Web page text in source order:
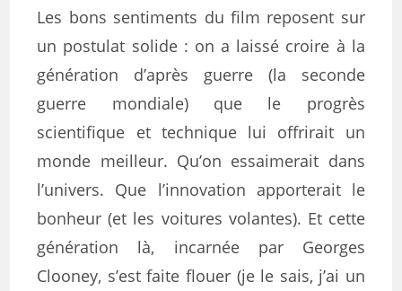
Les bons sentiments du film reposent sur
un postulat solide : on a laissé croire à la
génération d’après guerre (la seconde
guerre mondiale) que le progrès
scientifique et technique lui offrirait un
monde meilleur. Qu’on essaimerait dans
l’univers. Que l’innovation apporterait le
bonheur (et les voitures volantes). Et cette
génération là, incarnée par Georges
Clooney, s’est faite flouer (je le sais, j’ai un